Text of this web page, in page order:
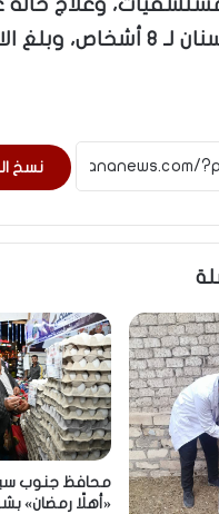
وعلاج
الدولة، وخلع أسنان لـ 8
نسخ
محافظ جنوب
«أهلًا رمضان»